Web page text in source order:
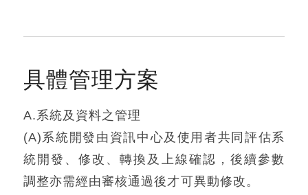
具體管理方案
A.系統及資料之管理
(A)系統開發由資訊中心及使用者共同評估系
統開發、修改、轉換及上線確認，後續參數
調整亦需經由審核通過後才可異動修改。